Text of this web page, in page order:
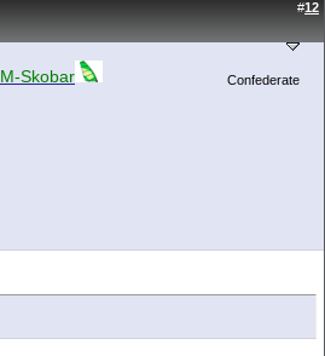
#12
M-Skobar Confederate